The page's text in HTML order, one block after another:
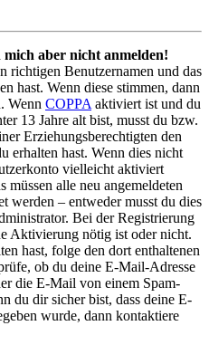
aber nicht anmelden!
richtigen Benutzernamen und das
hast. Wenn diese stimmen, dann
Wenn COPPA aktiviert ist und du
13 Jahre alt bist, musst du bzw.
Erziehungsberechtigten den
erhalten hast. Wenn dies nicht
vielleicht aktiviert
alle neu angemeldeten
werden – entweder musst du dies
Bei der Registrierung
Aktivierung nötig ist oder nicht.
hast, folge den dort enthaltenen
ob du deine E-Mail-Adresse
die E-Mail von einem Spam-
du dir sicher bist, dass deine E-
wurde, dann kontaktiere